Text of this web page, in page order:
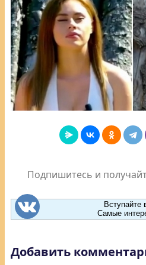
Подпишитесь и
Вступайте
Самые
Добавить